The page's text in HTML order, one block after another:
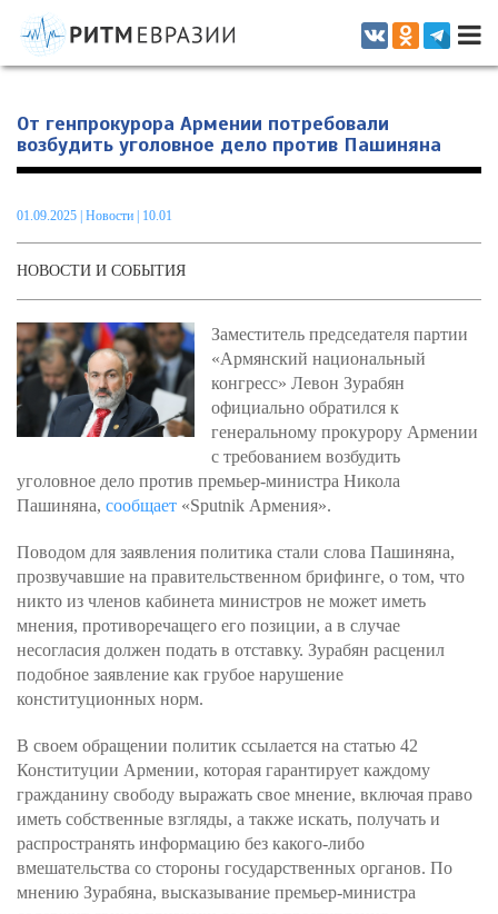
Информационно-аналитическое издание, посвященное актуальным
проблемам интеграции на постсоветском пространстве
От генпрокурора Армении потребовали
возбудить уголовное дело против Пашиняна
01.09.2025 Новости | 10.01
НОВОСТИ И СОБЫТИЯ
Заместитель председателя партии
«Армянский национальный
конгресс» Левон Зурабян
официально обратился к
генеральному прокурору Армении
с требованием возбудить
уголовное дело против премьер-министра Никола
Пашиняна, сообщает «Sputnik Армения».
Поводом для заявления политика стали слова Пашиняна,
прозвучавшие на правительственном брифинге, о том, что
никто из членов кабинета министров не может иметь
мнения, противоречащего его позиции, а в случае
несогласия должен подать в отставку. Зурабян расценил
подобное заявление как грубое нарушение
конституционных норм.
В своем обращении политик ссылается на статью 42
Конституции Армении, которая гарантирует каждому
гражданину свободу выражать свое мнение, включая право
иметь собственные взгляды, а также искать, получать и
распространять информацию без какого-либо
вмешательства со стороны государственных органов. По
мнению Зурабяна, высказывание премьер-министра